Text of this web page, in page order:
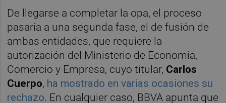
De llegarse a completar la opa, el proceso
pasaría a una segunda fase, el de fusión de
ambas entidades, que requiere la
autorización del Ministerio de Economía,
Comercio y Empresa, cuyo titular, Carlos
Cuerpo, ha mostrado en varias ocasiones su
rechazo. En cualquier caso, BBVA apunta que